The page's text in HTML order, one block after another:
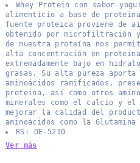
Whey Protein con sabor
alimenticio a base de
fuente proteica proviene de
obtenido por microfiltración
de nuestra proteína nos
alta concentración en
extremadamente bajo en
grasas. Su alta pureza aporta
aminoácidos ramificados,
proteína, así como otros
minerales como el calcio y
mejorar la calidad del
aminoácidos como la
RS: DE-5210
Ver más